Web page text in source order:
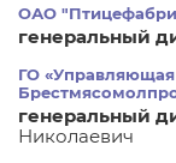
ОАО
генеральный
ГО
генеральный
Николаевич